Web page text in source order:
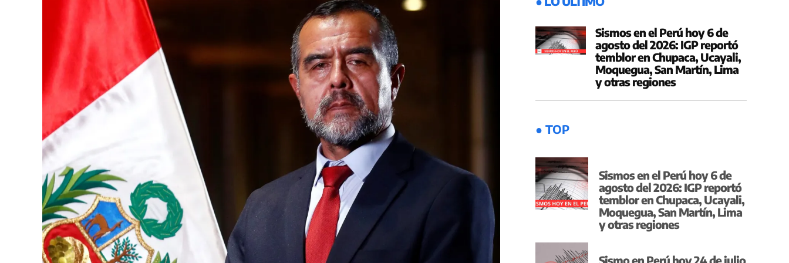
Sismos en el Perú hoy 6 de
agosto del 2026: IGP reportó
temblor en Chupaca, Ucayali,
Moquegua, San Martín, Lima
y otras regiones
● TOP
Sismos en el Perú hoy 6 de
agosto del 2026: IGP reportó
temblor en Chupaca, Ucayali,
Moquegua, San Martín, Lima
y otras regiones
Sismo en Perú hoy 24 de julio